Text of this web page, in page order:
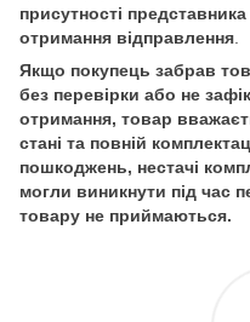
присутності
отримання відправлення
Якщо покупець забрав
без перевірки або не
отримання, товар
стані та повній
пошкоджень, нестачі
могли виникнути під час
товару не приймаються.